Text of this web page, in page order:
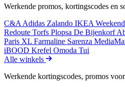
Werkende promos, kortingscodes en
C&A Adidas Zalando IKEA
Redoute Torfs Plopsa De Bijenkorf
Paris XL Farmaline Sarenza
iBOOD Krefel Omoda Tui
Alle winkels
Werkende kortingscodes, promos voor